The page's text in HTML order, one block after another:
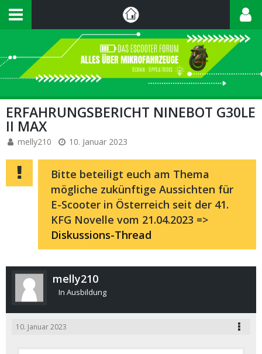
ERFAHRUNGSBERICHT NINEBOT G30LE
II MAX
melly210 10. Januar 2023
Bitte beteiligt euch am Thema
mögliche zukünftige Aussichten für
E-Scooter in Österreich seit der 41.
KFG Novelle vom 21.04.2023 =>
Diskussions-Thread
melly210
In Ausbildung
10. Januar 2023